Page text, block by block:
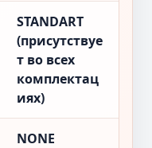
STANDART
(присутствуе
т во всех
комплектац
иях)
NONE